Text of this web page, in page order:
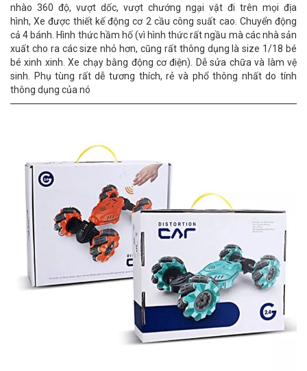
nhào 360 độ, vượt dốc, vượt chướng ngại vật đi trên mọi địa
hình,Xe được thiết kế động cơ 2 cầu công suất cao. Chuyển động
cả 4 bánh Hình thức hầm hố (vì hình thức rất ngầu mà các nhà sản
xuất cho ra các size nhỏ hơn, cũng rất thông dụng là size 1/18 bé
bé xinh xinh. Xe chạy bằng động cơ điện). Dễ sửa chữa và làm vệ
sinh. Phụ tùng rất dễ tương thích, rẻ và phổ thông nhất do tính
thông dụng của nó